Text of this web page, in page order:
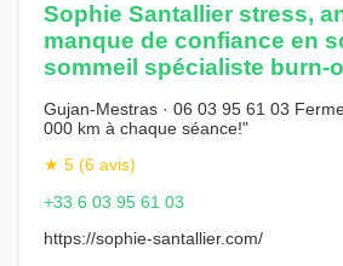
Sophie Santallier stress,
manque de confiance en
sommeil spécialiste burn-
Gujan-Mestras · 06 03 95 61 03
000 km à chaque séance!"
★ 5 (6 avis)
+33 6 03 95 61 03
https://sophie-santallier.com/